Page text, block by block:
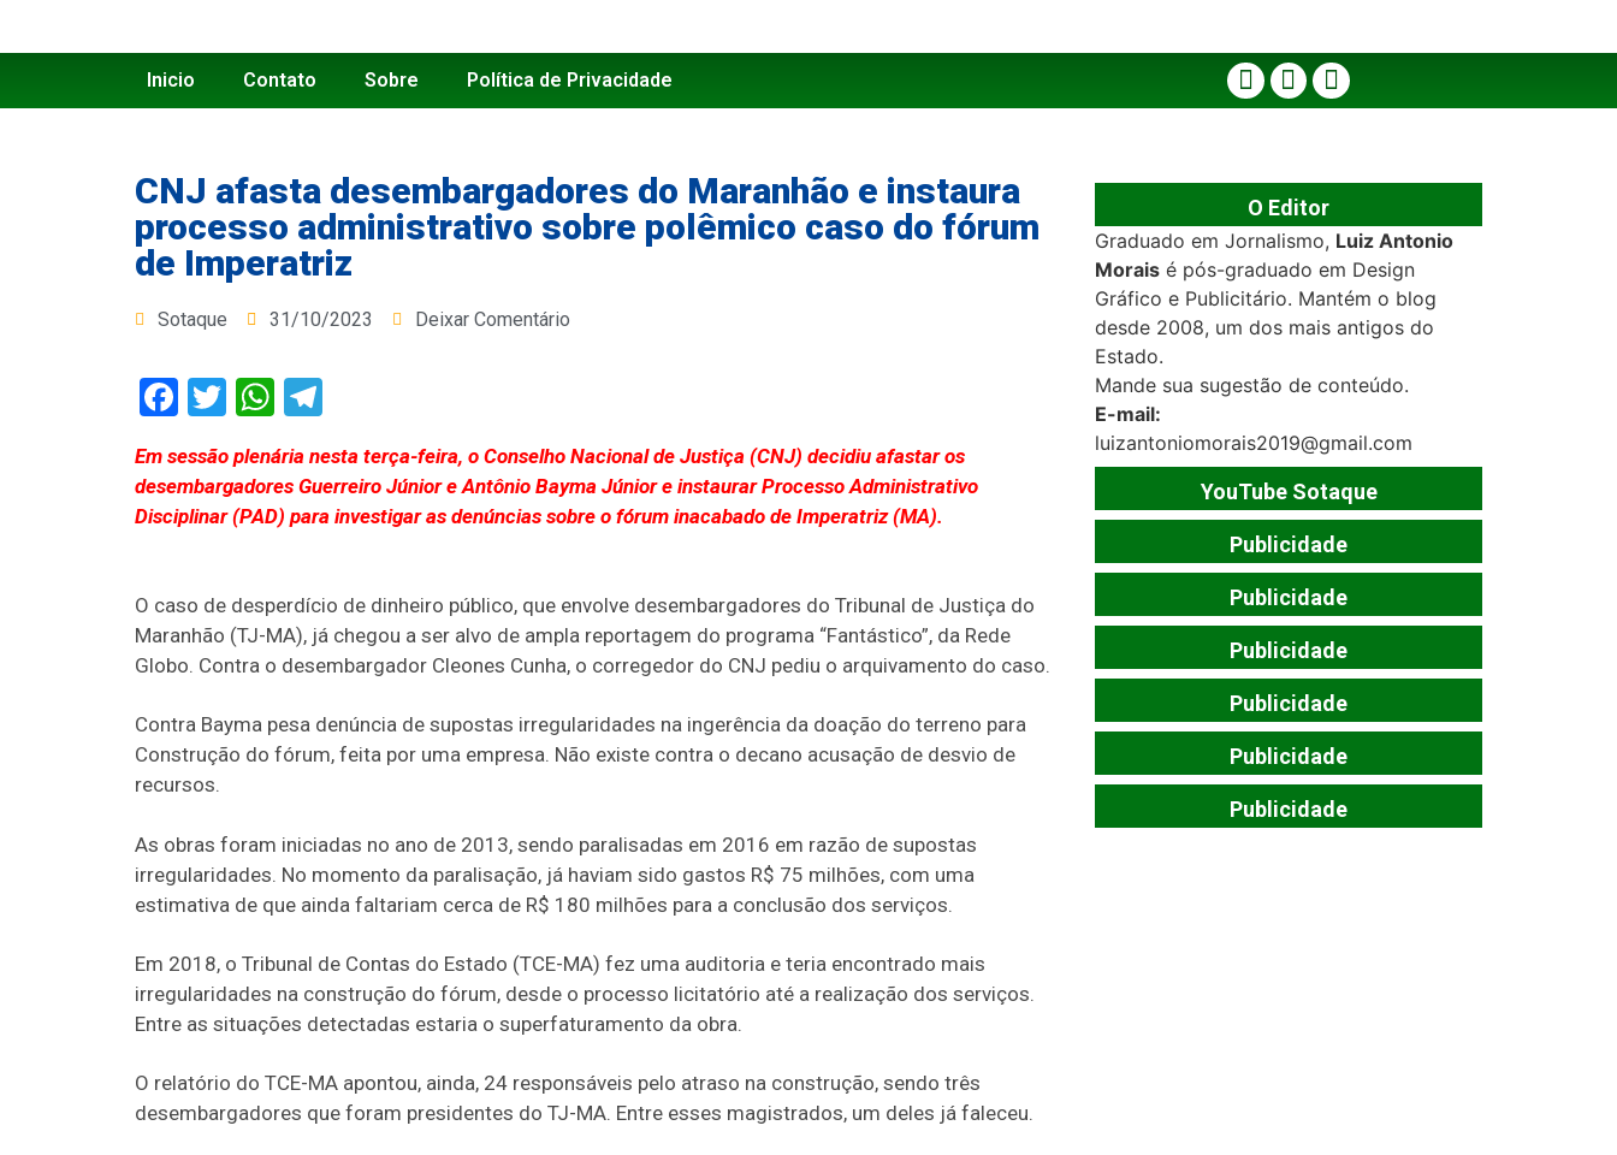
Inicio Contato Sobre Política de Privacidade
CNJ afasta desembargadores do Maranhão e instaura
processo administrativo sobre polêmico caso do fórum
de Imperatriz
Sotaque 31/10/2023 Deixar Comentário
Facebook
TwitterWhatsApp
Em sessão plenária nesta terça-feira, o Conselho Nacional de Justiça (CNJ) decidiu afastar os
desembargadores Guerreiro Júnior e Antônio Bayma Júnior e instaurar Processo Administrativo
Disciplinar (PAD) para investigar as denúncias sobre o fórum inacabado de Imperatriz (MA).
O caso de desperdício de dinheiro público, que envolve desembargadores do Tribunal de Justiça do
Maranhão (TJ-MA), já chegou a ser alvo de ampla reportagem do programa “Fantástico”, da Rede
Globo. Contra o desembargador Cleones Cunha, o corregedor do CNJ pediu o arquivamento do caso.
Contra Bayma pesa denúncia de supostas irregularidades na ingerência da doação do terreno para
Construção do fórum, feita por uma empresa. Não existe contra o decano acusação de desvio de
recursos.
As obras foram iniciadas no ano de 2013, sendo paralisadas em 2016 em razão de supostas
irregularidades. No momento da paralisação, já haviam sido gastos R$ 75 milhões, com uma
estimativa de que ainda faltariam cerca de R$ 180 milhões para a conclusão dos serviços.
Em 2018, o Tribunal de Contas do Estado (TCE-MA) fez uma auditoria e teria encontrado mais
irregularidades na construção do fórum, desde o processo licitatório até a realização dos serviços.
Entre as situações detectadas estaria o superfaturamento da obra.
O relatório do TCE-MA apontou, ainda, 24 responsáveis pelo atraso na construção, sendo três
desembargadores que foram presidentes do TJ-MA. Entre esses magistrados, um deles já faleceu.
O Editor
Graduado em Jornalismo, Luiz Antonio
Morais é pós-graduado em Design
Gráfico e Publicitário. Mantém o blog
desde 2008, um dos mais antigos do
Estado.
Mande sua sugestão de conteúdo.
E-mail:
luizantoniomorais2019@gmail.com
YouTube Sotaque
Publicidade
Publicidade
Publicidade
Publicidade
Publicidade
Publicidade